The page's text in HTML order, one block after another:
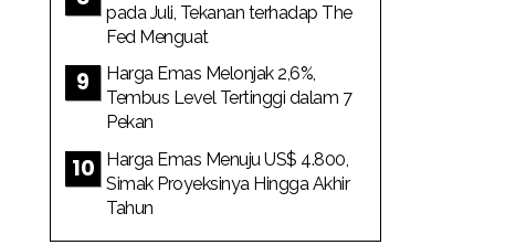
pada Juli, Tekanan terhadap The
Fed Menguat
Harga Emas Melonjak 2,6%,
Tembus Level Tertinggi dalam 7
Pekan
Harga Emas Menuju US$ 4.800,
Simak Proyeksinya Hingga Akhir
Tahun